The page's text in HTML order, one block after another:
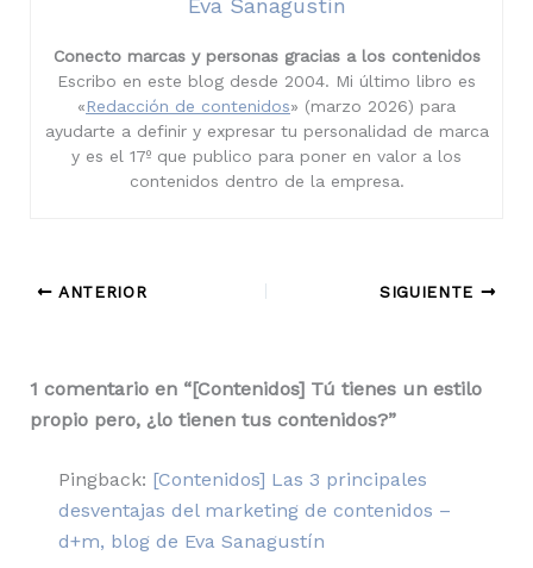
Eva Sanagustín
Conecto marcas y personas gracias a los contenidos
Escribo en este blog desde 2004. Mi último libro es
«Redacción de contenidos» (marzo 2026) para
ayudarte a definir y expresar tu personalidad de marca
y es el 17º que publico para poner en valor a los
contenidos dentro de la empresa.
ANTERIOR SIGUIENTE
1 comentario en “[Contenidos] Tú tienes un estilo
propio pero, ¿lo tienen tus contenidos?”
Pingback: [Contenidos] Las 3 principales
desventajas del marketing de contenidos –
d+m, blog de Eva Sanagustín